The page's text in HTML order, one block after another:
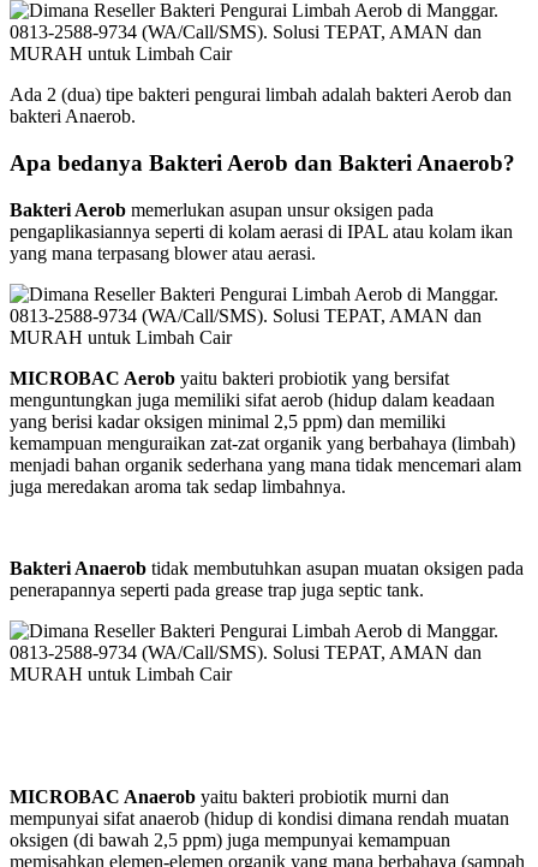
Ada 2 (dua) tipe bakteri pengurai limbah adalah bakteri Aerob dan
bakteri Anaerob.
Apa bedanya Bakteri Aerob dan Bakteri Anaerob?
Bakteri Aerob memerlukan asupan unsur oksigen pada
pengaplikasiannya seperti di kolam aerasi di IPAL atau kolam ikan
yang mana terpasang blower atau aerasi.
MICROBAC Aerob yaitu bakteri probiotik yang bersifat
menguntungkan juga memiliki sifat aerob (hidup dalam keadaan
yang berisi kadar oksigen minimal 2,5 ppm) dan memiliki
kemampuan menguraikan zat-zat organik yang berbahaya (limbah)
menjadi bahan organik sederhana yang mana tidak mencemari alam
juga meredakan aroma tak sedap limbahnya.
Bakteri Anaerob tidak membutuhkan asupan muatan oksigen pada
penerapannya seperti pada grease trap juga septic tank.
MICROBAC Anaerob yaitu bakteri probiotik murni dan
mempunyai sifat anaerob (hidup di kondisi dimana rendah muatan
oksigen (di bawah 2,5 ppm) juga mempunyai kemampuan
memisahkan elemen-elemen organik yang mana berbahaya (sampah